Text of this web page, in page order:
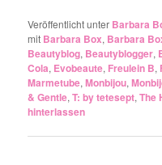
Veröffentlicht unter Barbara
mit Barbara Box, Barbara
Beautyblog, Beautyblogger,
Cola, Evobeaute, Freulein B,
Marmetube,Monbijou,
& Gentle,T: by tetesept,The
hinterlassen